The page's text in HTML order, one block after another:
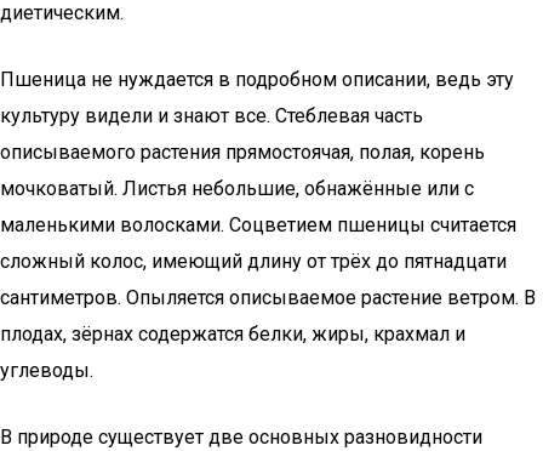
диетическим.
Пшеница не нуждается в подробном описании, ведь эту
культуру видели и знают все. Стеблевая часть
описываемого растения прямостоячая, полая, корень
мочковатый. Листья небольшие, обнажённые или с
маленькими волосками. Соцветием пшеницы считается
сложный колос, имеющий длину от трёх до пятнадцати
сантиметров. Опыляется описываемое растение ветром. В
плодах, зёрнах содержатся белки, жиры, крахмал и
углеводы.
В природе существует две основных разновидности